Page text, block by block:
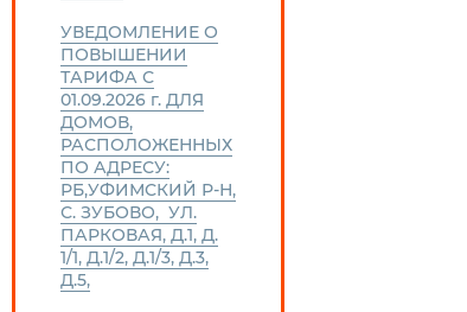
УВЕДОМЛЕНИЕ О
ПОВЫШЕНИИ
ТАРИФА С
01.09.2026 г. ДЛЯ
ДОМОВ,
РАСПОЛОЖЕННЫХ
ПО АДРЕСУ:
РБ,УФИМСКИЙ Р-Н,
С. ЗУБОВО, УЛ.
ПАРКОВАЯ, Д.1, Д.
1/1, Д.1/2, Д.1/3, Д.3,
Д.5,